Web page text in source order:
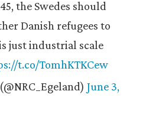
the Swedes should
Danish refugees to
just industrial scale
t.co/TomhKTKCew
June 3,